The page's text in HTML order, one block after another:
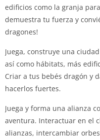
edificios como la granja
demuestra tu fuerza y
dragones!
Juega, construye una
así como hábitats, más
Criar a tus bebés dragón y
hacerlos fuertes.
Juega y forma una alianza
aventura. Interactuar en el
alianzas, intercambiar